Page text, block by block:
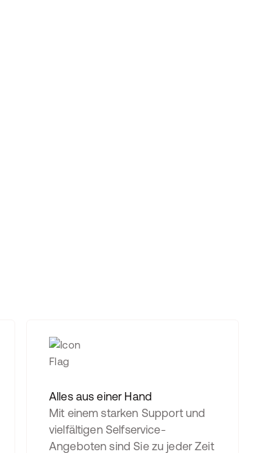
Alles aus einer Hand
Mit einem starken Support und
vielfältigen Selfservice-
Angeboten sind Sie zu jeder Zeit